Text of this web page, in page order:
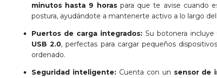
minutos hasta 9 horaspara que te avise cuando
postura, ayudándote a mantenerte activo a lo largo del
Puertos de carga integrados:Su botonera
USB 2.0, perfectas para cargar pequeños
ordenado.
Seguridad inteligente:Cuenta con un sensor de